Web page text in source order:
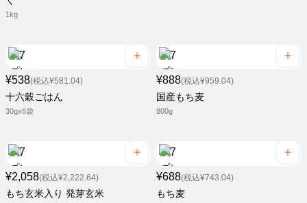
1kg
¥538(税込¥581.04)
十六穀ごはん
30gx6袋
¥888(税込¥959.04)
国産もち麦
800g
¥2,058(税込¥2,222.64)
もち玄米入り 発芽玄米
¥688(税込¥743.04)
もち麦